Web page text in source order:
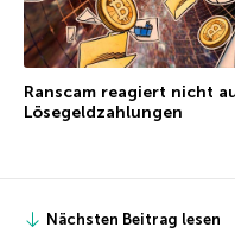
Ranscam reagiert nicht
Lösegeldzahlungen
Nächsten Beitrag lesen